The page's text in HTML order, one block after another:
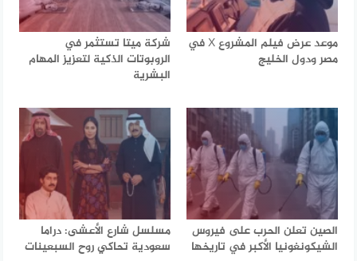
موعد عرض فيلم المشروع X في
مصر ودول الخليج
شركة ميتا تستثمر في
الروبوتات الذكية لتعزيز المهام
البشرية
الصين تعلن الحرب على فيروس
الشيكونغونيا الأكبر في تاريخها
مسلسل شارع الأعشى: دراما
سعودية تحاكي روح السبعينات